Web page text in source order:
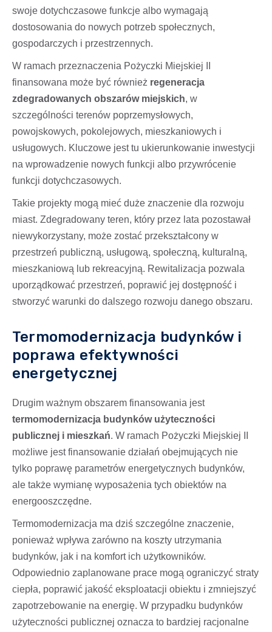
swoje dotychczasowe funkcje albo wymagają
dostosowania do nowych potrzeb społecznych,
gospodarczych i przestrzennych.
W ramach przeznaczenia Pożyczki Miejskiej II
finansowana może być również regeneracja
zdegradowanych obszarów miejskich, w
szczególności terenów poprzemysłowych,
powojskowych, pokolejowych, mieszkaniowych i
usługowych. Kluczowe jest tu ukierunkowanie inwestycji
na wprowadzenie nowych funkcji albo przywrócenie
funkcji dotychczasowych.
Takie projekty mogą mieć duże znaczenie dla rozwoju
miast. Zdegradowany teren, który przez lata pozostawał
niewykorzystany, może zostać przekształcony w
przestrzeń publiczną, usługową, społeczną, kulturalną,
mieszkaniową lub rekreacyjną. Rewitalizacja pozwala
uporządkować przestrzeń, poprawić jej dostępność i
stworzyć warunki do dalszego rozwoju danego obszaru.
Termomodernizacja budynków i
poprawa efektywności
energetycznej
Drugim ważnym obszarem finansowania jest
termomodernizacja budynków użyteczności
publicznej i mieszkań. W ramach Pożyczki Miejskiej II
możliwe jest finansowanie działań obejmujących nie
tylko poprawę parametrów energetycznych budynków,
ale także wymianę wyposażenia tych obiektów na
energooszczędne.
Termomodernizacja ma dziś szczególne znaczenie,
ponieważ wpływa zarówno na koszty utrzymania
budynków, jak i na komfort ich użytkowników.
Odpowiednio zaplanowane prace mogą ograniczyć straty
ciepła, poprawić jakość eksploatacji obiektu i zmniejszyć
zapotrzebowanie na energię. W przypadku budynków
użyteczności publicznej oznacza to bardziej racjonalne